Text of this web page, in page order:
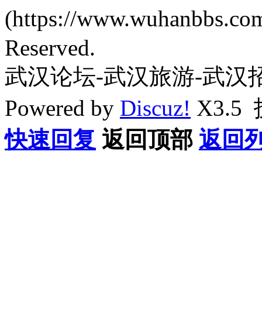
(https://
Reserved.
武汉论坛-武汉旅游-武汉
Powered by Discuz! X3.5
快速回复 返回顶部 返回